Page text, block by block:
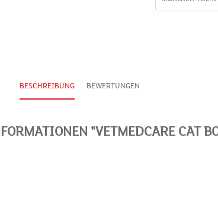
BESCHREIBUNG BEWERTUNGEN
"VETMEDCARE CAT